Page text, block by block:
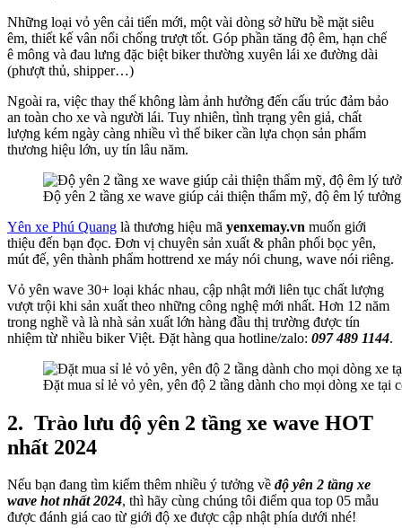
Những loại vỏ yên cải tiến mới, một vài dòng sở hữu bề mặt siêu
êm, thiết kế vân nổi chống trượt tốt. Góp phần tăng độ êm, hạn chế
ê mông và đau lưng đặc biệt biker thường xuyên lái xe đường dài
(phượt thủ, shipper…)
Ngoài ra, việc thay thế không làm ảnh hưởng đến cấu trúc đảm bảo
an toàn cho xe và người lái. Tuy nhiên, tình trạng yên giả, chất
lượng kém ngày càng nhiều vì thế biker cần lựa chọn sản phẩm
thương hiệu lớn, uy tín lâu năm.
Độ yên 2 tầng xe wave giúp cải thiện thẩm mỹ, độ êm lý
Yên xe Phú Quang là thương hiệu mã yenxemay.vn muốn giới
thiệu đến bạn đọc. Đơn vị chuyên sản xuất & phân phối bọc yên,
mút đế, yên thành phẩm hottrend xe máy nói chung, wave nói riêng.
Vỏ yên wave 30+ loại khác nhau, cập nhật mới liên tục chất lượng
vượt trội khi sản xuất theo những công nghệ mới nhất. Hơn 12 năm
trong nghề và là nhà sản xuất lớn hàng đầu thị trường được tín
nhiệm từ nhiều biker Việt. Đặt hàng qua hotline/zalo: 097 489 1144.
Đặt mua sỉ lẻ vỏ yên, yên độ 2 tầng dành cho mọi dòng xe tại
2. Trào lưu độ yên 2 tầng xe wave HOT
nhất 2024
Nếu bạn đang tìm kiếm thêm nhiều ý tưởng về độ yên 2 tầng xe
wave hot nhất 2024, thì hãy cùng chúng tôi điểm qua top 05 mẫu
được đánh giá cao từ giới độ xe được cập nhật phía dưới nhé!